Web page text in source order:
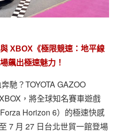
XBOX《極限競速：地平線
飆出極速魅力！
馳？TOYOTA GAZOO
，將全球知名賽車遊戲
Horizon 6）的極速快感
7 月 27 日台北世貿一館登場